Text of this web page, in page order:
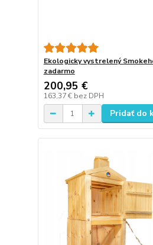
Ekologicky vystrelený
zadarmo
200,95 €
163,37 € bez DPH
Pridať do